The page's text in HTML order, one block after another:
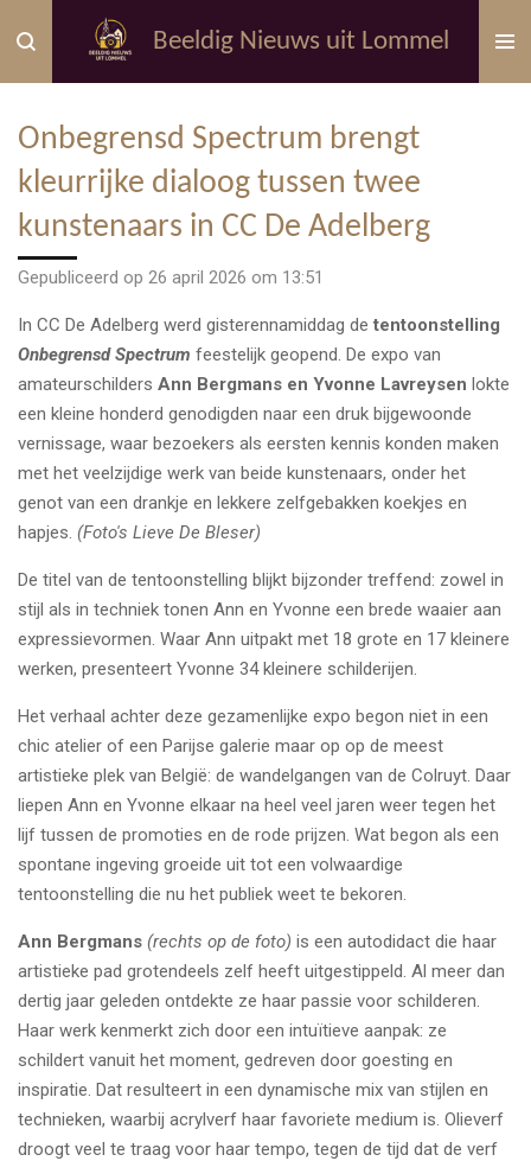
direct
naar
hoofdinhoud
Beeldig Nieuws uit Lommel
Onbegrensd Spectrum brengt
kleurrijke dialoog tussen twee
kunstenaars in CC De Adelberg
Gepubliceerd op 26 april 2026 om 13:51
In CC De Adelberg werd gisterennamiddag de tentoonstelling
Onbegrensd Spectrum feestelijk geopend. De expo van
amateurschilders Ann Bergmans en Yvonne Lavreysen lokte
een kleine honderd genodigden naar een druk bijgewoonde
vernissage, waar bezoekers als eersten kennis konden maken
met het veelzijdige werk van beide kunstenaars, onder het
genot van een drankje en lekkere zelfgebakken koekjes en
hapjes. (Foto's Lieve De Bleser)
De titel van de tentoonstelling blijkt bijzonder treffend: zowel in
stijl als in techniek tonen Ann en Yvonne een brede waaier aan
expressievormen. Waar Ann uitpakt met 18 grote en 17 kleinere
werken, presenteert Yvonne 34 kleinere schilderijen.
Het verhaal achter deze gezamenlijke expo begon niet in een
chic atelier of een Parijse galerie maar op op de meest
artistieke plek van België: de wandelgangen van de Colruyt. Daar
liepen Ann en Yvonne elkaar na heel veel jaren weer tegen het
lijf tussen de promoties en de rode prijzen. Wat begon als een
spontane ingeving groeide uit tot een volwaardige
tentoonstelling die nu het publiek weet te bekoren.
Ann Bergmans (rechts op de foto) is een autodidact die haar
artistieke pad grotendeels zelf heeft uitgestippeld. Al meer dan
dertig jaar geleden ontdekte ze haar passie voor schilderen.
Haar werk kenmerkt zich door een intuïtieve aanpak: ze
schildert vanuit het moment, gedreven door goesting en
inspiratie. Dat resulteert in een dynamische mix van stijlen en
technieken, waarbij acrylverf haar favoriete medium is. Olieverf
droogt veel te traag voor haar tempo, tegen de tijd dat de verf